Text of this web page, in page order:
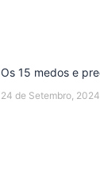
Os 15 medos e
24 de Setembro, 2024